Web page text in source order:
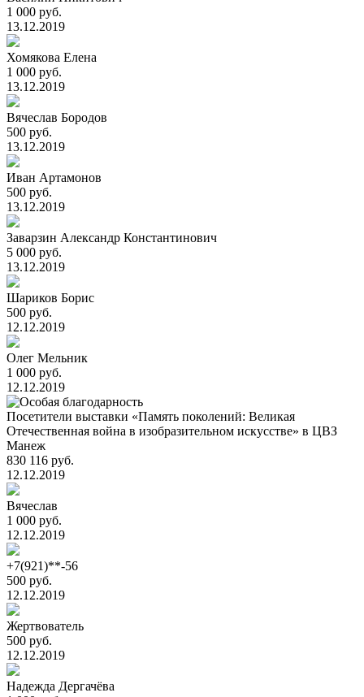
1 000 руб.
13.12.2019
Хомякова Елена
1 000 руб.
13.12.2019
Вячеслав Бородов
500 руб.
13.12.2019
Иван Артамонов
500 руб.
13.12.2019
Заварзин Александр Константинович
5 000 руб.
13.12.2019
Шариков Борис
500 руб.
12.12.2019
Олег Мельник
1 000 руб.
12.12.2019
Посетители выставки «Память поколений: Великая
Отечественная война в изобразительном искусстве» в ЦВЗ
Манеж
830 116 руб.
12.12.2019
Вячеслав
1 000 руб.
12.12.2019
+7(921)**-56
500 руб.
12.12.2019
Жертвователь
500 руб.
12.12.2019
Надежда Дергачёва